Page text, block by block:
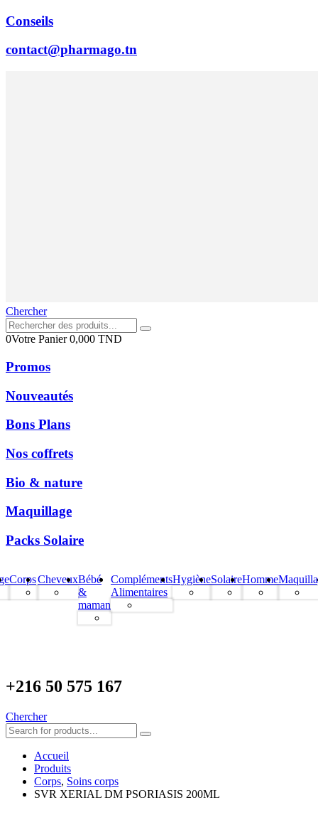
Conseils
contact@pharmago.tn
Chercher
0Votre Panier0,000 TND
Promos
Nouveautés
Bons Plans
Nos coffrets
Bio & nature
Maquillage
Packs Solaire
CorpsCheveuxBébé
&
maman
Compléments
Alimentaires
HygièneSolaireHomme
+216 50 575 167
Chercher
Accueil
Produits
Corps, Soins corps
SVR XERIAL DM PSORIASIS 200ML